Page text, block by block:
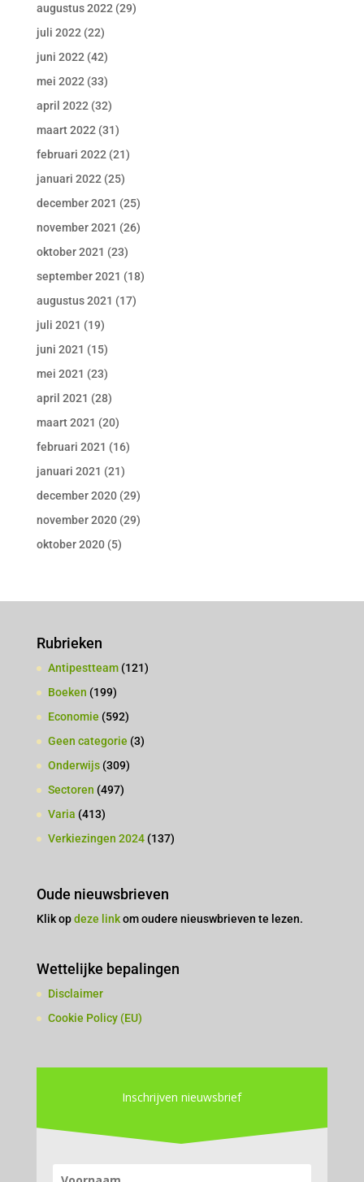
augustus 2022 (29)
juli 2022 (22)
juni 2022 (42)
mei 2022 (33)
april 2022 (32)
maart 2022 (31)
februari 2022 (21)
januari 2022 (25)
december 2021 (25)
november 2021 (26)
oktober 2021 (23)
september 2021 (18)
augustus 2021 (17)
juli 2021 (19)
juni 2021 (15)
mei 2021 (23)
april 2021 (28)
maart 2021 (20)
februari 2021 (16)
januari 2021 (21)
december 2020(29)
november 2020(29)
oktober 2020(5)
Rubrieken
Antipestteam(121)
Boeken (199)
Economie (592)
Geen categorie (3)
Onderwijs(309)
Sectoren (497)
Varia (413)
Verkiezingen 2024(137)
Oude nieuwsbrieven
Klik opdeze linkom oudere nieuswbrieven te lezen.
Wettelijke bepalingen
Disclaimer
Cookie Policy (EU)
Inschrijven nieuwsbrief